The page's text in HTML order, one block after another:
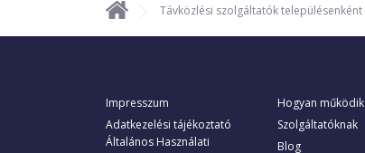
Távközlési szolgáltatók településenként
Impresszum
Adatkezelési tájékoztató
Általános Használati
Hogyan működik
Szolgáltatóknak
Blog